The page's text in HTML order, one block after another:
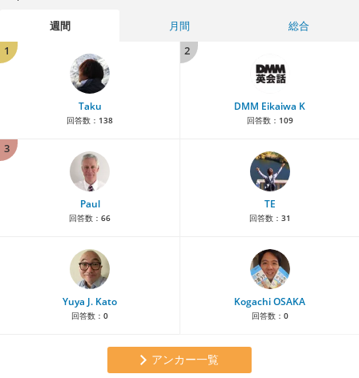
週間 月間
総合
1
Taku
回答数： 138
2
DMM Eikaiwa K
回答数： 109
3
Paul
回答数： 66
TE
回答数： 31
Yuya J. Kato
回答数： 0
Kogachi OSAKA
回答数： 0
アンカー一覧